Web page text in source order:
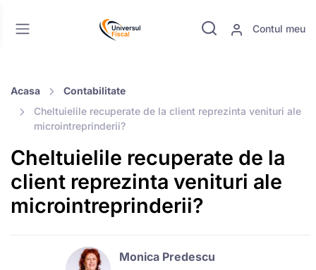
Contul meu
Acasa
Contabilitate
Cheltuielile recuperate de la client reprezinta venituri ale
microintreprinderii?
Cheltuielile recuperate de la
client reprezinta venituri ale
microintreprinderii?
Monica Predescu